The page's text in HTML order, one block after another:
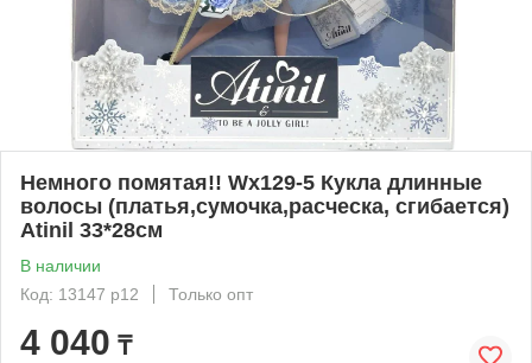
Немного помятая!! Wx129-5 Кукла длинные
волосы (платья,сумочка,расческа, сгибается)
Atinil 33*28см
В наличии
Код: 13147 р12
Только опт
4 040 ₸